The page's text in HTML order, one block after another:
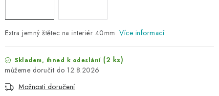
Extra jemný štětec na interiér 40mm. Více informací
Skladem, ihned k odeslání (2 ks)
12.8.2026
Možnosti doručení